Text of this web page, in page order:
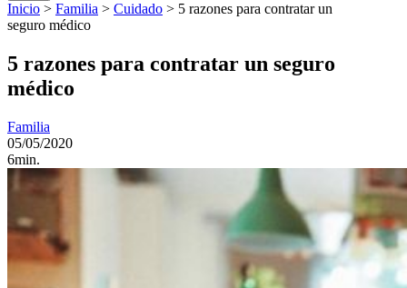
Inicio > Familia > Cuidado > 5 razones para contratar un
seguro médico
5 razones para contratar un seguro
médico
Familia
05/05/2020
6min.